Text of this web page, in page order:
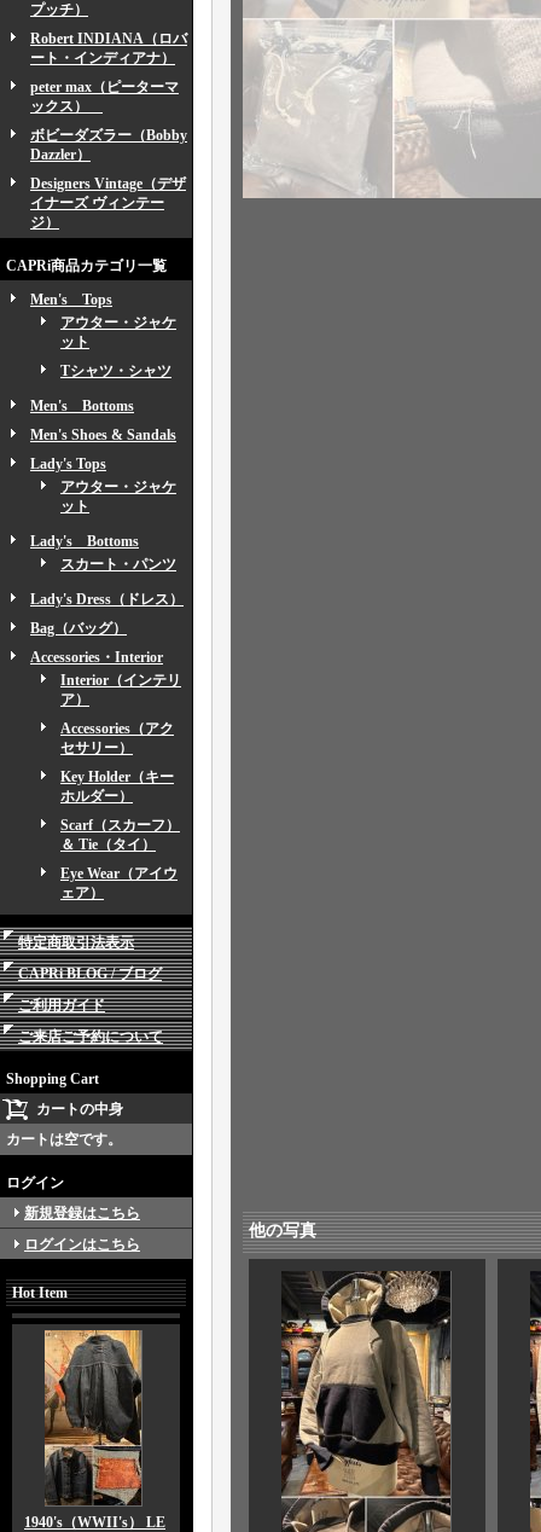
プッチ）
Robert INDIANA（ロバ
ート・インディアナ）
peter max（ピーターマ
ックス）
ボビーダズラー（Bobby
Dazzler）
Designers Vintage（デザ
イナーズ ヴィンテー
ジ）
CAPRi商品カテゴリ一覧
Men's Tops
アウター・ジャケ
ット
Tシャツ・シャツ
Men's Bottoms
Men's Shoes & Sandals
Lady's Tops
アウター・ジャケ
ット
Lady's Bottoms
スカート・パンツ
Lady's Dress（ドレス）
Bag（バッグ）
Accessories・Interior
Interior（インテリ
ア）
Accessories（アク
セサリー）
Key Holder（キー
ホルダー）
Scarf（スカーフ）
＆ Tie（タイ）
Eye Wear（アイウ
ェア）
特定商取引法表示
CAPRi BLOG / ブログ
ご利用ガイド
ご来店ご予約について
Shopping Cart
カートの中身
カートは空です。
ログイン
新規登録はこちら
ログインはこちら
Hot Item
1940's（WWII's） LE
他の写真